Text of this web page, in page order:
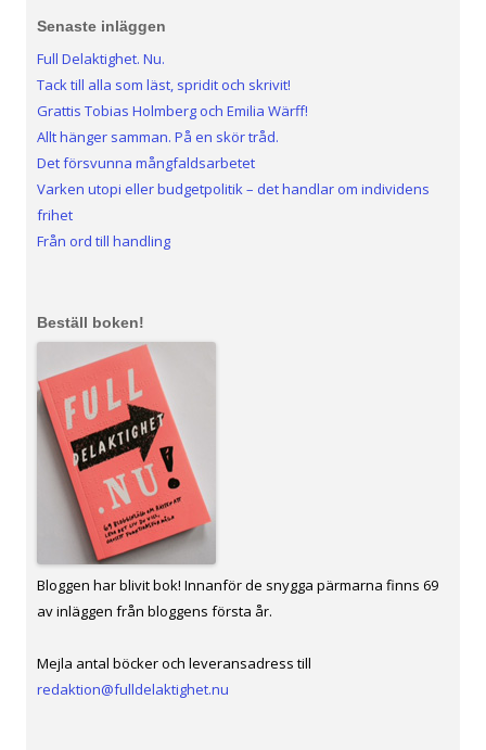
Senaste inläggen
Full Delaktighet. Nu.
Tack till alla som läst, spridit och skrivit!
Grattis Tobias Holmberg och Emilia Wärff!
Allt hänger samman. På en skör tråd.
Det försvunna mångfaldsarbetet
Varken utopi eller budgetpolitik – det handlar om individens
frihet
Från ord till handling
Beställ boken!
Bloggen har blivit bok! Innanför de snygga pärmarna finns 69
av inläggen från bloggens första år.
Mejla antal böcker och leveransadress till
redaktion@fulldelaktighet.nu